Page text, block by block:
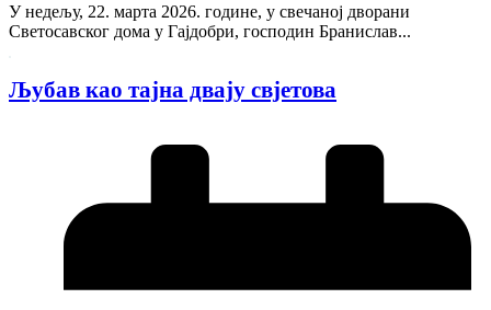
У недељу, 22. марта 2026. године, у свечаној дворани
Светосавског дома у Гајдобри, господин Бранислав...
Љубав као тајна двају свјетова